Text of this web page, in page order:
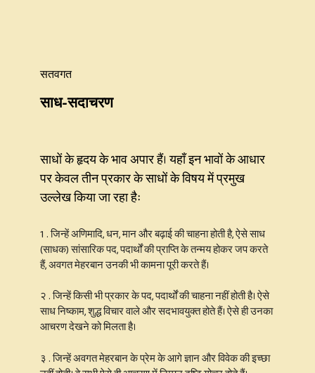
सतवगत
साध-सदाचरण
साधों के हृदय के भाव अपार हैं। यहाँ इन भावों के आधार
पर केवल तीन प्रकार के साधों के विषय में प्रमुख
उल्लेख किया जा रहा हैः
1 . जिन्हें अणिमादि, धन, मान और बढ़ाई की चाहना होती है, ऐसे साध
(साधक) सांसारिक पद, पदार्थों की प्राप्ति के तन्मय होकर जप करते
हैं, अवगत मेहरबान उनकी भी कामना पूरी करते हैं।
२ . जिन्हें किसी भी प्रकार के पद, पदार्थों की चाहना नहीं होती है। ऐसे
साध निष्काम, शुद्ध विचार वाले और सदभावयुक्त होते हैं। ऐसे ही उनका
आचरण देखने को मिलता है।
३ . जिन्हें अवगत मेहरबान के प्रेम के आगे ज्ञान और विवेक की इच्छा